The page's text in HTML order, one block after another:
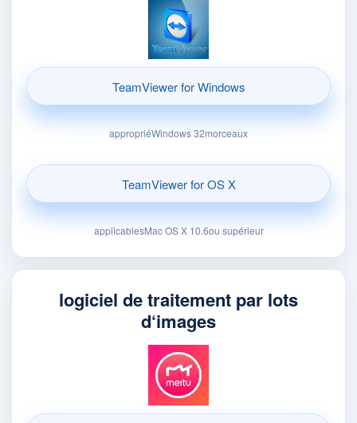
TeamViewer for Windows
appropriéWindows 32morceaux
TeamViewer for OS X
applicablesMac OS X 10.6ou supérieur
logiciel de traitement par lots
d‘images